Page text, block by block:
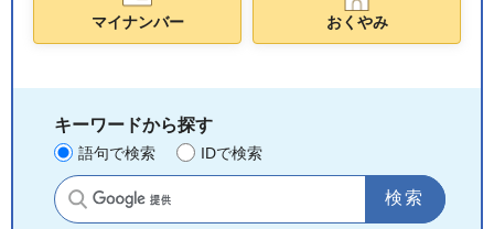
マイナンバー おくやみ
キーワードから探す
語句で検索 IDで検索
サイト内検索